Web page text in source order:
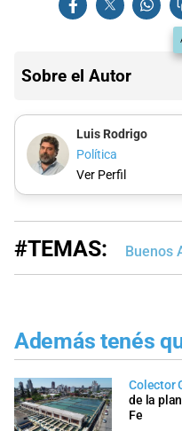
Sobre el Autor
Luis Rodrigo
Política
Ver Perfil
#TEMAS: Buenos
Además tenés
Colector
de la
Fe